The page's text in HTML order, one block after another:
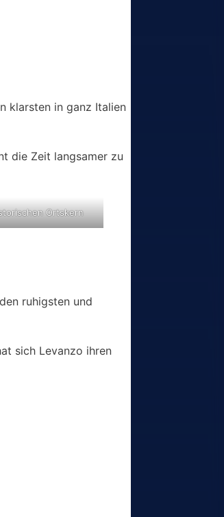
klarsten in ganz Italien
die Zeit langsamer zu
Ortskern
ruhigsten und
sich Levanzo ihren